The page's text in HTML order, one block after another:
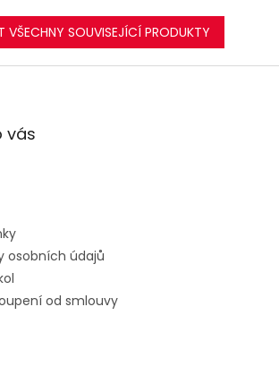
VŠECHNY SOUVISEJÍCÍ PRODUKTY
vás
osobních údajů
od smlouvy